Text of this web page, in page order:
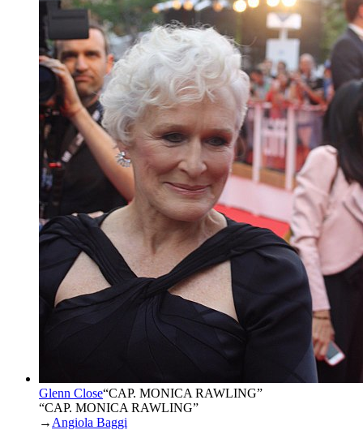
Glenn Close“CAP. MONICA RAWLING”
“CAP. MONICA RAWLING”
→ Angiola Baggi